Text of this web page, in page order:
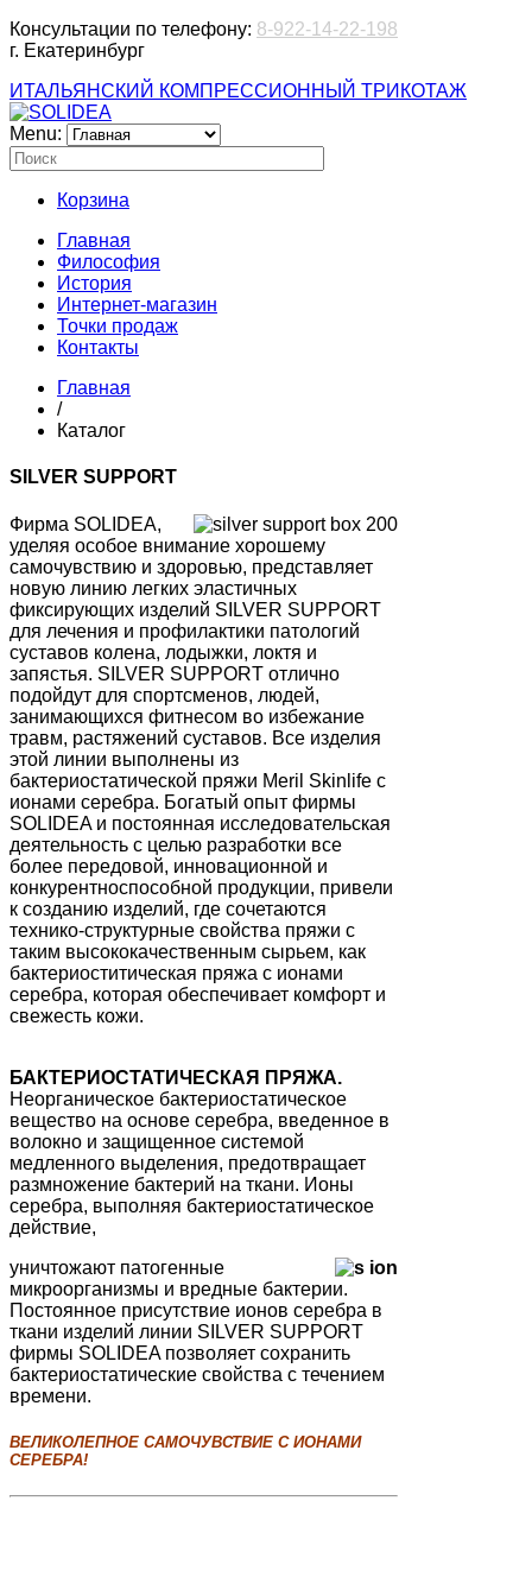
Консультации по телефону: 8-922-14-22-198
г. Екатеринбург
ИТАЛЬЯНСКИЙ КОМПРЕССИОННЫЙ ТРИКОТАЖ
Menu:
Корзина
Главная
Философия
История
Интернет-магазин
Точки продаж
Контакты
Главная
/
Каталог
SILVER SUPPORT
Фирма SOLIDEA,
уделяя особое внимание хорошему
самочувствию и здоровью, представляет
новую линию легких эластичных
фиксирующих изделий SILVER SUPPORT
для лечения и профилактики патологий
суставов колена, лодыжки, локтя и
запястья. SILVER SUPPORT отлично
подойдут для спортсменов, людей,
занимающихся фитнесом во избежание
травм, растяжений суставов. Все изделия
этой линии выполнены из
бактериостатической пряжи Meril Skinlife с
ионами серебра. Богатый опыт фирмы
SOLIDEA и постоянная исследовательская
деятельность с целью разработки все
более передовой, инновационной и
конкурентноспособной продукции, привели
к созданию изделий, где сочетаются
технико-структурные свойства пряжи с
таким высококачественным сырьем, как
бактериоститическая пряжа с ионами
серебра, которая обеспечивает комфорт и
свежесть кожи.
БАКТЕРИОСТАТИЧЕСКАЯ ПРЯЖА.
Неорганическое бактериостатическое
вещество на основе серебра, введенное в
волокно и защищенное системой
медленного выделения, предотвращает
размножение бактерий на ткани. Ионы
серебра, выполняя бактериостатическое
действие,
уничтожают патогенные
микроорганизмы и вредные бактерии.
Постоянное присутствие ионов серебра в
ткани изделий линии SILVER SUPPORT
фирмы SOLIDEA позволяет сохранить
бактериостатические свойства с течением
времени.
ВЕЛИКОЛЕПНОЕ САМОЧУВСТВИЕ С ИОНАМИ
СЕРЕБРА!